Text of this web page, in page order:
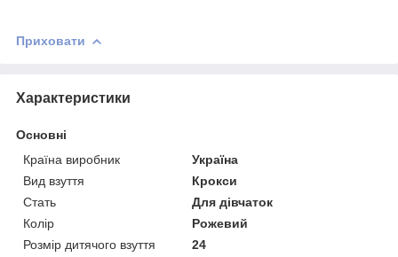
Приховати
Характеристики
Основні
Країна виробник
Україна
Вид взуття
Крокси
Стать
Для дівчаток
Колір
Рожевий
Розмір дитячого взуття
24